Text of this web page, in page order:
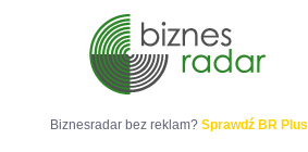
Biznesradar bez reklam? Sprawdź BR Plus